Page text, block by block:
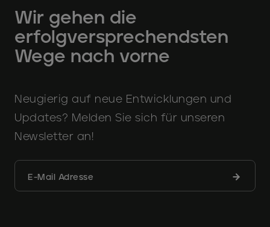
Wir gehen die
erfolgversprechendsten
Wege nach vorne
Neugierig auf neue Entwicklungen und
Updates? Melden Sie sich für unseren
Newsletter an!
E-Mail Adresse
Formular